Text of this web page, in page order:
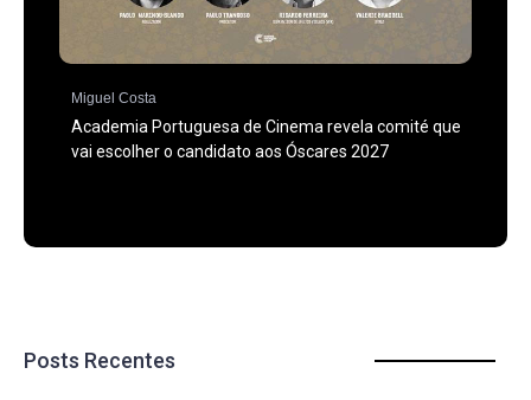
Miguel Costa
Academia Portuguesa de Cinema revela comité que
vai escolher o candidato aos Óscares 2027
Posts Recentes